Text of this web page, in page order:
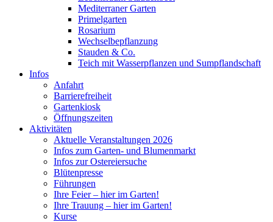
Mediterraner Garten
Primelgarten
Rosarium
Wechselbepflanzung
Stauden & Co.
Teich mit Wasserpflanzen und Sumpflandschaft
Infos
Anfahrt
Barrierefreiheit
Gartenkiosk
Öffnungszeiten
Aktivitäten
Aktuelle Veranstaltungen 2026
Infos zum Garten- und Blumenmarkt
Infos zur Ostereiersuche
Blütenpresse
Führungen
Ihre Feier – hier im Garten!
Ihre Trauung – hier im Garten!
Kurse